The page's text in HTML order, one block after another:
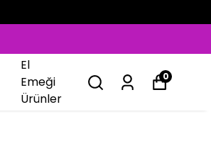
El
Emeği
Ürünler
0